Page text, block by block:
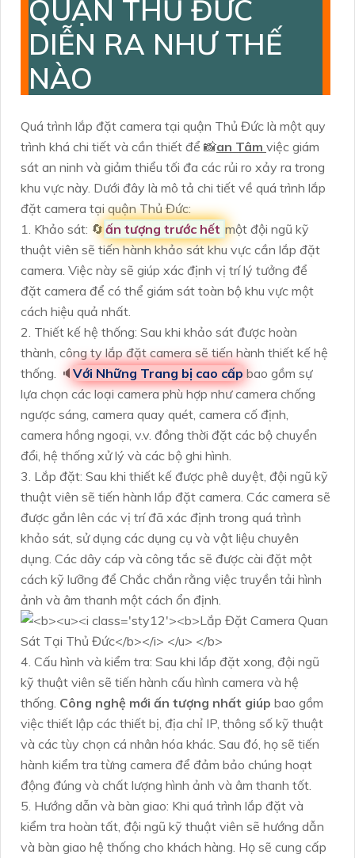
QUẬN THỦ ĐỨC
DIỄN RA NHƯ THẾ
NÀO
Quá trình lắp đặt camera tại quận Thủ Đức là một quy
trình khá chi tiết và cần thiết để 📸an Tâm việc giám
sát an ninh và giảm thiểu tối đa các rủi ro xảy ra trong
khu vực này. Dưới đây là mô tả chi tiết về quá trình lắp
đặt camera tại quận Thủ Đức:
1. Khảo sát: 🔄 ấn tượng trước hết một đội ngũ kỹ
thuật viên sẽ tiến hành khảo sát khu vực cần lắp đặt
camera. Việc này sẽ giúp xác định vị trí lý tưởng để
đặt camera để có thể giám sát toàn bộ khu vực một
cách hiệu quả nhất.
2. Thiết kế hệ thống: Sau khi khảo sát được hoàn
thành, công ty lắp đặt camera sẽ tiến hành thiết kế hệ
thống. 🔈 Với Những Trang bị cao cấp bao gồm sự
lựa chọn các loại camera phù hợp như camera chống
ngược sáng, camera quay quét, camera cố định,
camera hồng ngoại, v.v. đồng thời đặt các bộ chuyển
đổi, hệ thống xử lý và các bộ ghi hình.
3. Lắp đặt: Sau khi thiết kế được phê duyệt, đội ngũ kỹ
thuật viên sẽ tiến hành lắp đặt camera. Các camera sẽ
được gắn lên các vị trí đã xác định trong quá trình
khảo sát, sử dụng các dụng cụ và vật liệu chuyên
dụng. Các dây cáp và công tắc sẽ được cài đặt một
cách kỹ lưỡng để Chắc chắn rằng việc truyền tải hình
ảnh và âm thanh một cách ổn định.
4. Cấu hình và kiểm tra: Sau khi lắp đặt xong, đội ngũ
kỹ thuật viên sẽ tiến hành cấu hình camera và hệ
thống. Công nghệ mới ấn tượng nhất giúp bao gồm
việc thiết lập các thiết bị, địa chỉ IP, thông số kỹ thuật
và các tùy chọn cá nhân hóa khác. Sau đó, họ sẽ tiến
hành kiểm tra từng camera để đảm bảo chúng hoạt
động đúng và chất lượng hình ảnh và âm thanh tốt.
5. Hướng dẫn và bàn giao: Khi quá trình lắp đặt và
kiểm tra hoàn tất, đội ngũ kỹ thuật viên sẽ hướng dẫn
và bàn giao hệ thống cho khách hàng. Họ sẽ cung cấp